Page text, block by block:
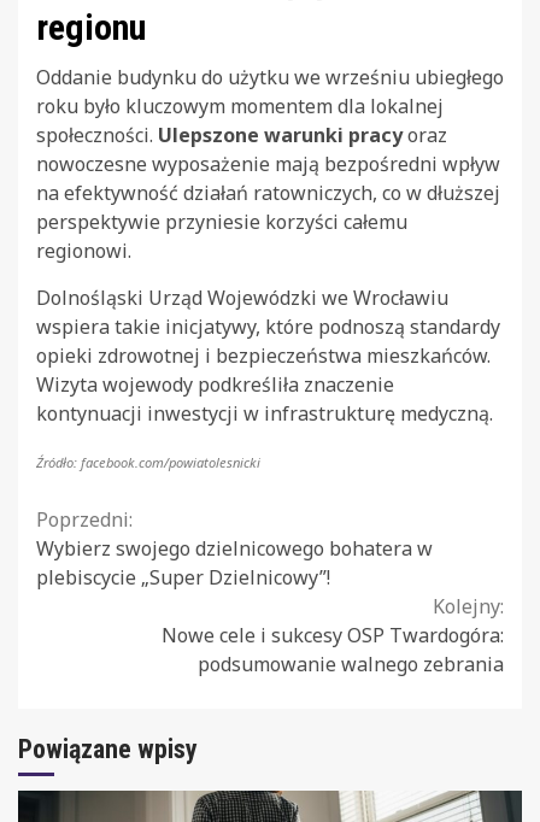
regionu
Oddanie budynku do użytku we wrześniu ubiegłego
roku było kluczowym momentem dla lokalnej
społeczności. Ulepszone warunki pracyoraz
nowoczesne wyposażenie mają bezpośredni wpływ
na efektywność działań ratowniczych, co w dłuższej
perspektywie przyniesie korzyści całemu
regionowi.
Dolnośląski Urząd Wojewódzki we Wrocławiu
wspiera takie inicjatywy, które podnoszą standardy
opieki zdrowotnej i bezpieczeństwa mieszkańców.
Wizyta wojewody podkreśliła znaczenie
kontynuacji inwestycji w infrastrukturę medyczną.
Źródło: facebook.com/powiatolesnicki
Continue
Reading
Poprzedni:
Wybierz swojego dzielnicowego bohatera w
plebiscycie „Super Dzielnicowy”!
Kolejny:
Nowe cele i sukcesy OSP Twardogóra:
podsumowanie walnego zebrania
Powiązane wpisy